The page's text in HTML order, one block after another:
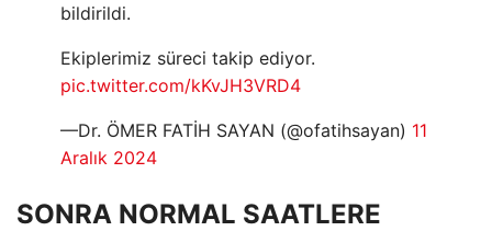
bildirildi.
Ekiplerimiz süreci takip ediyor.
pic.twitter.com/kKvJH3VRD4
—Dr. ÖMER FATİH SAYAN (@ofatihsayan) 11
Aralık 2024
SONRA NORMAL SAATLERE